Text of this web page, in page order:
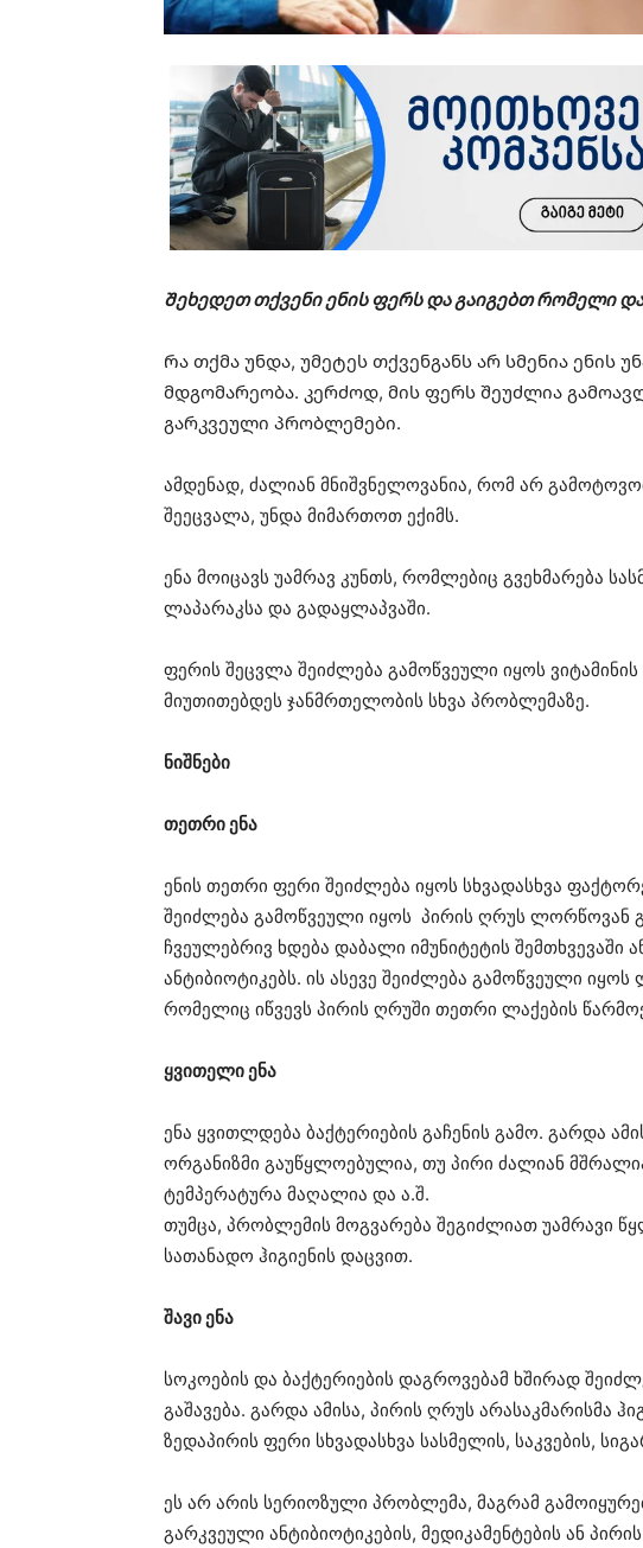
Შეხედეთ თქვენი ენის ფერს და გაიგებთ რომელი
Რა თქმა უნდა, უმეტეს თქვენგანს არ სმენია
მდგომარეობა. კერძოდ, მის ფერს შეუძლია
გარკვეული პრობლემები.
ამდენად, ძალიან მნიშვნელოვანია, რომ არ
შეეცვალა, უნდა მიმართოთ ექიმს.
ენა მოიცავს უამრავ კუნთს, რომლებიც გვეხმარება
ლაპარაკსა და გადაყლაპვაში.
ფერის შეცვლა შეიძლება გამოწვეული იყოს
მიუთითებდეს ჯანმრთელობის სხვა პრობლემაზე.
ნიშნები
თეთრი ენა
ენის თეთრი ფერი შეიძლება იყოს სხვადასხვა
შეიძლება გამოწვეული იყოს პირის ღრუს ლორწოვან
ჩვეულებრივ ხდება დაბალი იმუნიტეტის შემთხვევაში
ანტიბიოტიკებს. ის ასევე შეიძლება გამოწვეული
რომელიც იწვევს პირის ღრუში თეთრი ლაქების
ყვითელი ენა
ენა ყვითლდება ბაქტერიების გაჩენის გამო. გარდა
ორგანიზმი გაუწყლოებულია, თუ პირი ძალიან
ტემპერატურა მაღალია და ა.შ.
თუმცა, პრობლემის მოგვარება შეგიძლიათ უამრავი
სათანადო ჰიგიენის დაცვით.
შავი ენა
სოკოების და ბაქტერიების დაგროვებამ ხშირად
გაშავება. გარდა ამისა, პირის ღრუს არასაკმარისმა
ზედაპირის ფერი სხვადასხვა სასმელის, საკვების,
ეს არ არის სერიოზული პრობლემა, მაგრამ
გარკვეული ანტიბიოტიკების, მედიკამენტების ან